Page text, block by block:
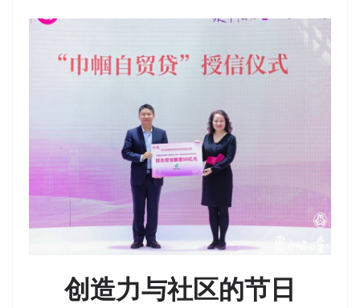
创造力与社区的节日